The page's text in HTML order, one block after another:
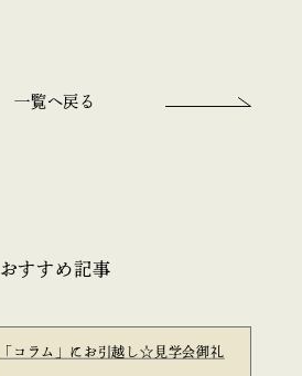
一覧へ戻る
おすすめ記事
「コラム」にお引越し☆見学会御礼